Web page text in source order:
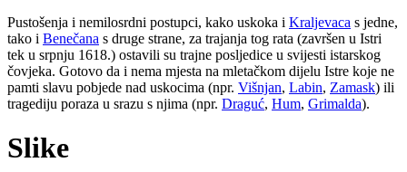
Pustošenja i nemilosrdni postupci, kako uskoka i Kraljevaca s jedne,
tako i Benečana s druge strane, za trajanja tog rata (završen u Istri
tek u srpnju 1618.) ostavili su trajne posljedice u svijesti istarskog
čovjeka. Gotovo da i nema mjesta na mletačkom dijelu Istre koje ne
pamti slavu pobjede nad uskocima (npr. Višnjan, Labin, Zamask) ili
tragediju poraza u srazu s njima (npr. Draguć, Hum, Grimalda).
Slike